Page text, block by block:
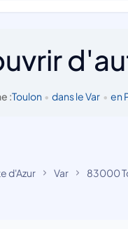
:Toulon • dans le Var • en
d'Azur Var 83000